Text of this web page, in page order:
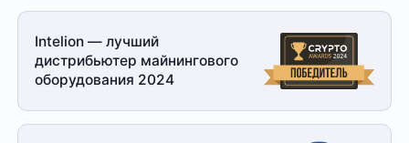
Intelion — лучший
дистрибьютер майнингового
оборудования 2024